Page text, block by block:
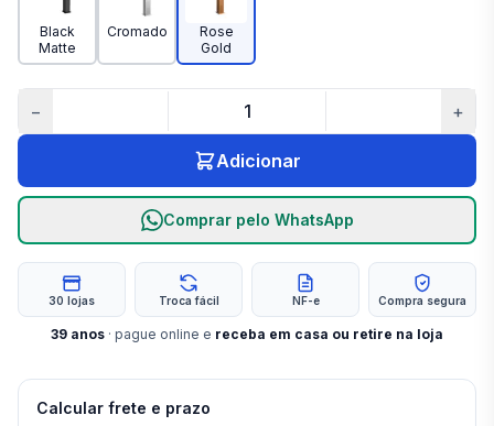
Black
Matte
Cromado
Rose
Gold
− +
Adicionar
Comprar pelo WhatsApp
30 lojas Troca fácil NF-e Compra segura
39 anos · pague online e receba em casa ou retire na loja
Calcular frete e prazo